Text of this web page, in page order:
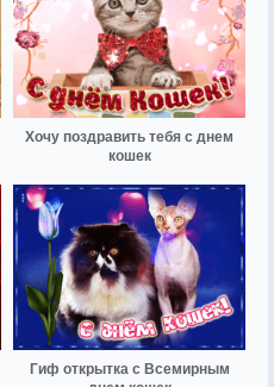
Хочу поздравить тебя с днем
кошек
Гиф открытка с Всемирным